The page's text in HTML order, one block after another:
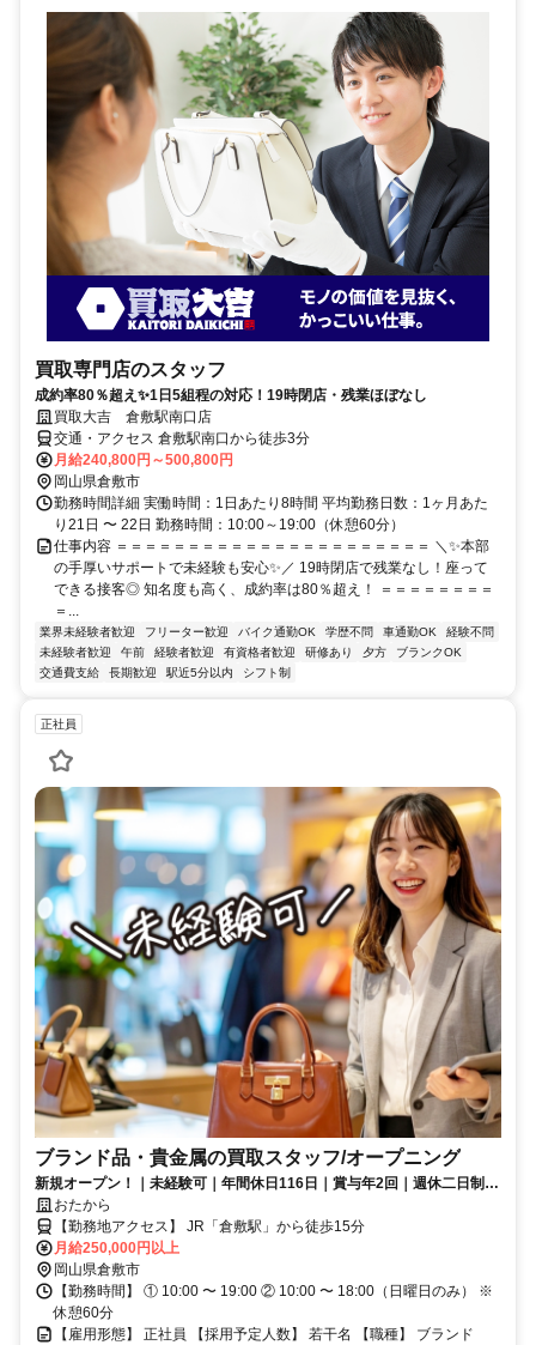
買取専門店のスタッフ
成約率80％超え✨1日5組程の対応！19時閉店・残業ほぼなし
買取大吉 倉敷駅南口店
交通・アクセス 倉敷駅南口から徒歩3分
月給240,800円～500,800円
岡山県倉敷市
勤務時間詳細 実働時間：1日あたり8時間 平均勤務日数：1ヶ月あた
り21日 〜 22日 勤務時間：10:00～19:00（休憩60分）
仕事内容 ＝＝＝＝＝＝＝＝＝＝＝＝＝＝＝＝＝＝＝＝＝＝ ＼✨本部
の手厚いサポートで未経験も安心✨／ 19時閉店で残業なし！座って
できる接客◎ 知名度も高く、成約率は80％超え！ ＝＝＝＝＝＝＝＝
＝...
業界未経験者歓迎 フリーター歓迎 バイク通勤OK 学歴不問 車通勤OK
経験不問
未経験者歓迎
午前 経験者歓迎 有資格者歓迎 研修あり 夕方
ブランクOK
交通費支給
長期歓迎 駅近5分以内 シフト制
正社員
ブランド品・貴金属の買取スタッフ/オープニング
新規オープン！｜未経験可｜年間休日116日｜賞与年2回｜週休二日制｜
各種保険完備｜成果がしっかり評価される買取スタッフ！
おたから
【勤務地アクセス】 JR「倉敷駅」から徒歩15分
月給250,000円以上
岡山県倉敷市
【勤務時間】 ① 10:00 〜 19:00 ② 10:00 〜 18:00（日曜日のみ） ※
休憩60分
【雇用形態】 正社員 【採用予定人数】 若干名 【職種】 ブランド